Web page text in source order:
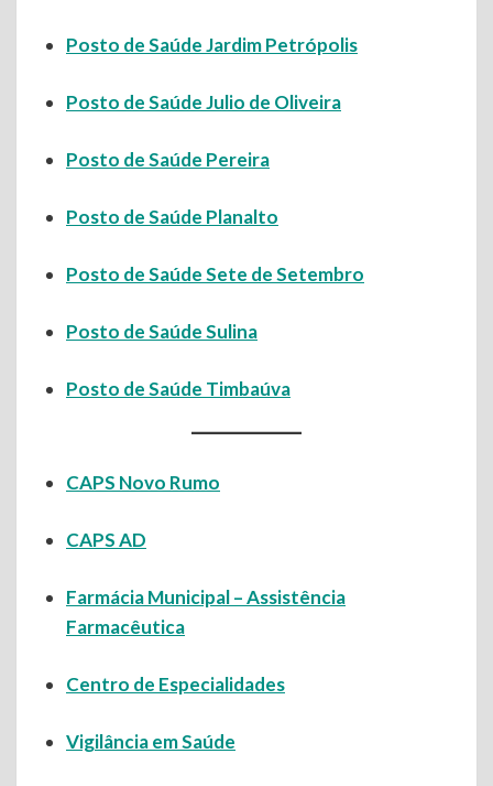
Posto de Saúde Jardim Petrópolis
Posto de Saúde Julio de Oliveira
Posto de Saúde Pereira
Posto de Saúde Planalto
Posto de Saúde Sete de Setembro
Posto de Saúde Sulina
Posto de Saúde Timbaúva
CAPS Novo Rumo
CAPS AD
Farmácia Municipal – Assistência
Farmacêutica
Centro de Especialidades
Vigilância em Saúde